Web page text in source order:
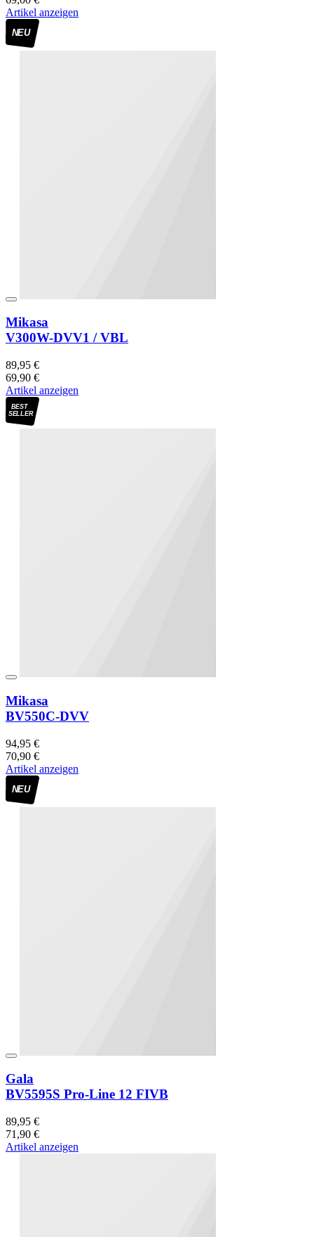
Artikel anzeigen
NEU
Mikasa
V300W-DVV1 / VBL
89,95 €
69,90 €
Artikel anzeigen
BEST
SELLER
Mikasa
BV550C-DVV
94,95 €
70,90 €
Artikel anzeigen
NEU
Gala
BV5595S Pro-Line 12 FIVB
89,95 €
71,90 €
Artikel anzeigen